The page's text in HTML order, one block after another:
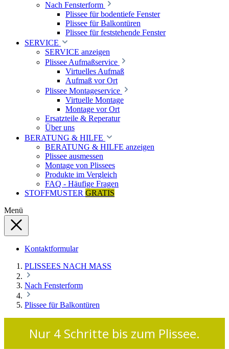
Nach Fensterform
Plissee für bodentiefe Fenster
Plissee für Balkontüren
Plissee für feststehende Fenster
SERVICE
SERVICE anzeigen
Plissee Aufmaßservice
Virtuelles Aufmaß
Aufmaß vor Ort
Plissee Montageservice
Virtuelle Montage
Montage vor Ort
Ersatzteile & Reperatur
Über uns
BERATUNG & HILFE
BERATUNG & HILFE anzeigen
Plissee ausmessen
Montage von Plissees
Produkte im Vergleich
FAQ - Häufige Fragen
STOFFMUSTER GRATIS
Menü
Kontaktformular
PLISSEES NACH MASS
Nach Fensterform
Plissee für Balkontüren
Nur 4 Schritte bis zum Plissee.